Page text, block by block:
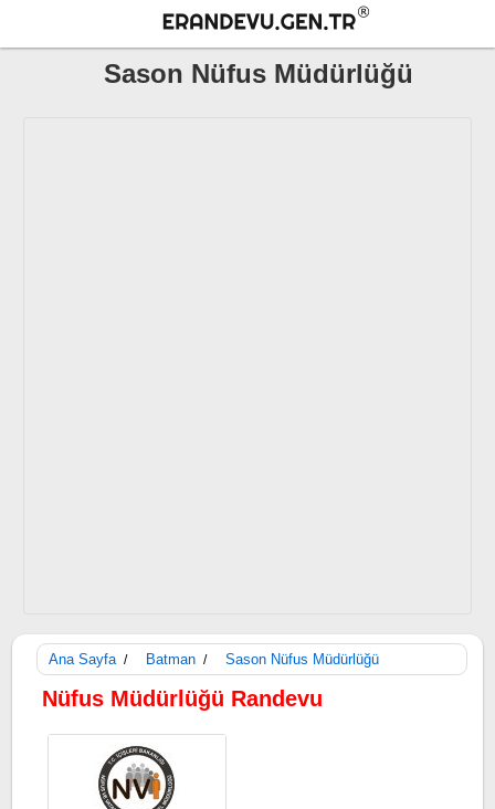
Sason Nüfus Müdürlüğü
Ana Sayfa / Batman / Sason Nüfus Müdürlüğü
Nüfus Müdürlüğü Randevu